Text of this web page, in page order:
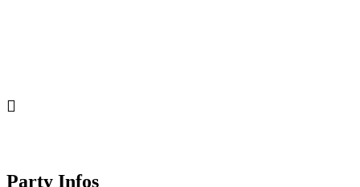
Party Infos